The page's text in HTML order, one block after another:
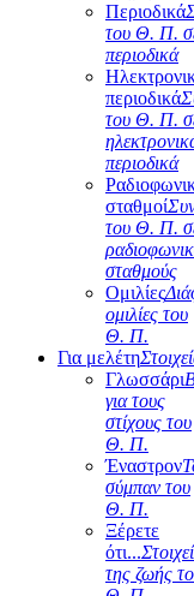
Περιοδικά
του Θ. Π.
περιοδικά
περιοδικά
του Θ. Π.
περιοδικά
σταθμοί
του Θ. Π.
σταθμούς
Ομιλίες
ομιλίες του
Θ. Π.
Για μελέτη
Γλωσσάρι
για τους
στίχους του
Θ. Π.
Έναστρον
σύμπαν του
Θ. Π.
Ξέρετε
ότι...
της ζωής